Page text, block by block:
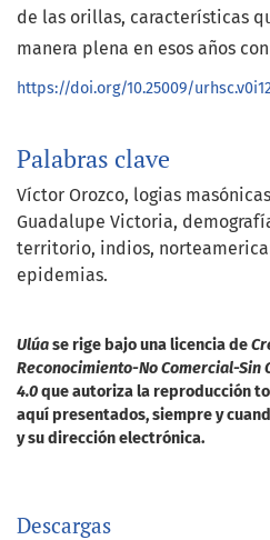
Palabras clave
Víctor Orozco logias masónicas
Guadalupe Victoria
territorio indios
epidemias.
de las orillas, características
manera plena en esos años
https://doi.org/10.25009/
Ulúase rige bajo una licencia de
Reconocimiento-No Comercial-Sin
4.0que autoriza la reproducción
aquí presentados, siempre y
y su dirección electrónica.
Descargas